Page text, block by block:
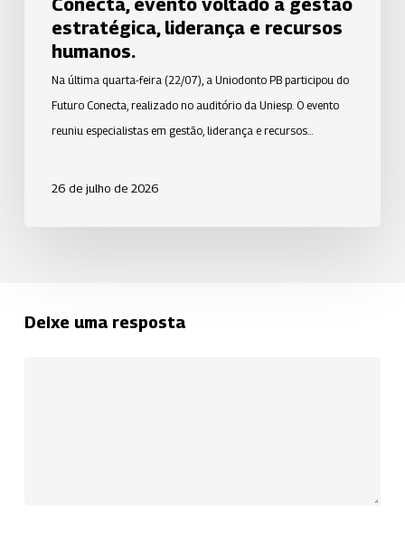
gestão
liderança
recursos
Conecta, evento voltado à gestão
estratégica, liderança e recursos
humanos.
Na última quarta-feira (22/07), a Uniodonto PB participou do
Futuro Conecta, realizado no auditório da Uniesp. O evento
reuniu especialistas em gestão, liderança e recursos…
26 de julho de 2026
Deixe uma resposta